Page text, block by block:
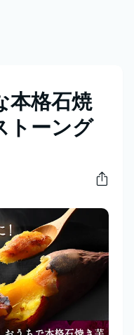
本格石焼
トーング